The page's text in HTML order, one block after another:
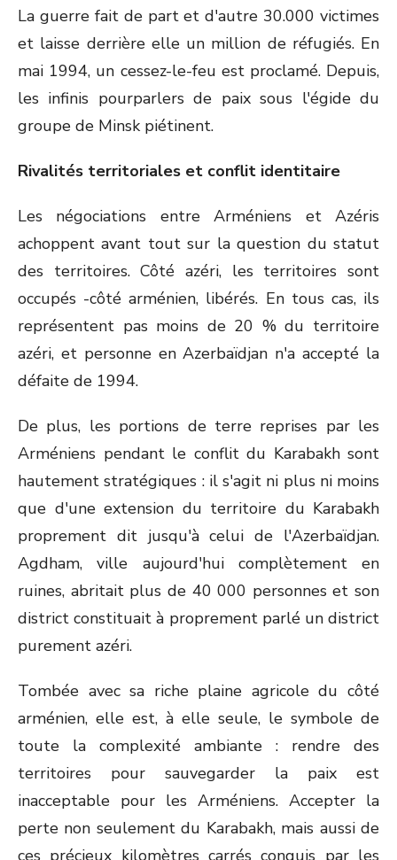
La guerre fait de part et d'autre 30.000 victimes
et laisse derrière elle un million de réfugiés. En
mai 1994, un cessez-le-feu est proclamé. Depuis,
les infinis pourparlers de paix sous l'égide du
groupe de Minsk piétinent.
Rivalités territoriales et conflit identitaire
Les négociations entre Arméniens et Azéris
achoppent avant tout sur la question du statut
des territoires. Côté azéri, les territoires sont
occupés -côté arménien, libérés. En tous cas, ils
représentent pas moins de 20 % du territoire
azéri, et personne en Azerbaïdjan n'a accepté la
défaite de 1994.
De plus, les portions de terre reprises par les
Arméniens pendant le conflit du Karabakh sont
hautement stratégiques : il s'agit ni plus ni moins
que d'une extension du territoire du Karabakh
proprement dit jusqu'à celui de l'Azerbaïdjan.
Agdham, ville aujourd'hui complètement en
ruines, abritait plus de 40 000 personnes et son
district constituait à proprement parlé un district
purement azéri.
Tombée avec sa riche plaine agricole du côté
arménien, elle est, à elle seule, le symbole de
toute la complexité ambiante : rendre des
territoires pour sauvegarder la paix est
inacceptable pour les Arméniens. Accepter la
perte non seulement du Karabakh, mais aussi de
ces précieux kilomètres carrés conquis par les